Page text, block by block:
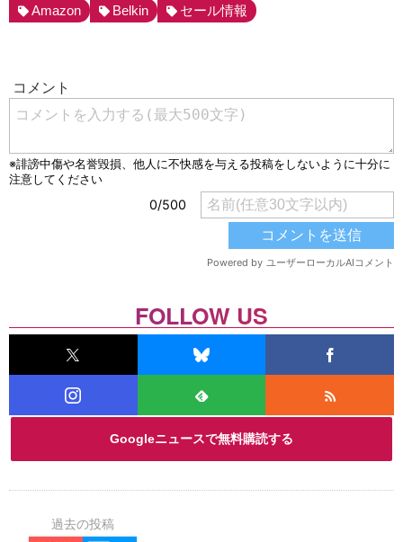
Amazon
Belkin セール情報
Googleニュースで無料購読する
FOLLOW US